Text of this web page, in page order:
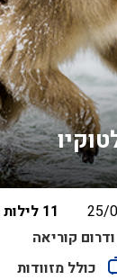
בין
25/
11 לילות
קוריאה
כולל מזוודות